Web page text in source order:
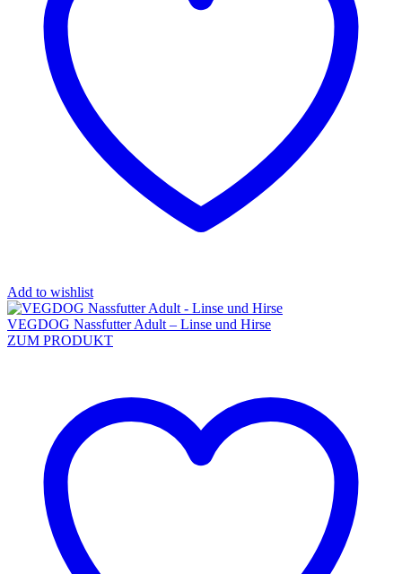
Add to wishlist
VEGDOG Nassfutter Adult – Linse und Hirse
ZUM PRODUKT